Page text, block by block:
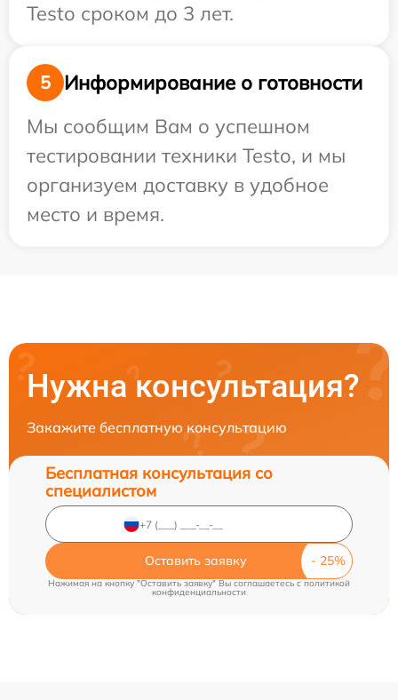
Testo сроком до 3 лет.
5
Информирование о готовности
Мы сообщим Вам о успешном
тестировании техники Testo, и мы
организуем доставку в удобное
место и время.
Нужна консультация?
Закажите бесплатную консультацию
Бесплатная консультация со
специалистом
Оставить заявку
Нажимая на кнопку "Оставить заявку" Вы соглашаетесь cполитикой
конфиденциальности